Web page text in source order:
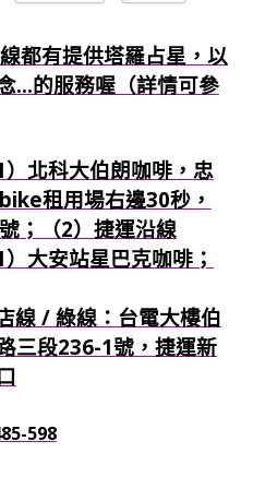
都有提供塔羅占星，以
...的服務喔（詳情可參
北科大伯朗咖啡，忠
租用場右邊30秒，
；（2）捷運沿線
大安站星巴克咖啡；
線 / 綠線：台電大樓伯
三段236-1號，捷運新
598